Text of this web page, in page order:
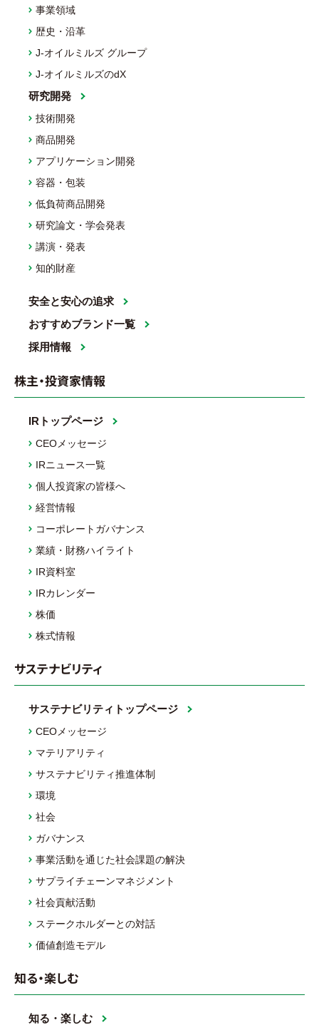
事業領域
歴史・沿革
J-オイルミルズ グループ
J-オイルミルズのdX
研究開発
技術開発
商品開発
アプリケーション開発
容器・包装
低負荷商品開発
研究論文・学会発表
講演・発表
知的財産
安全と安心の追求
おすすめブランド一覧
採用情報
株主・投資家情報
IRトップページ
CEOメッセージ
IRニュース一覧
個人投資家の皆様へ
経営情報
コーポレートガバナンス
業績・財務ハイライト
IR資料室
IRカレンダー
株価
株式情報
サステナビリティ
サステナビリティトップページ
CEOメッセージ
マテリアリティ
サステナビリティ推進体制
環境
社会
ガバナンス
事業活動を通じた社会課題の解決
サプライチェーンマネジメント
社会貢献活動
ステークホルダーとの対話
価値創造モデル
知る・楽しむ
知る・楽しむ